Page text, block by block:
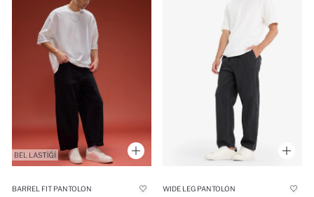
BARREL FIT PANTOLON WIDE LEG PANTOLON